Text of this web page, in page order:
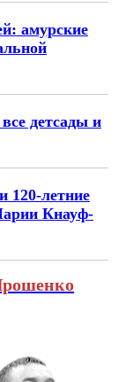
амурские
детсады и
120-летние
Кнауф-